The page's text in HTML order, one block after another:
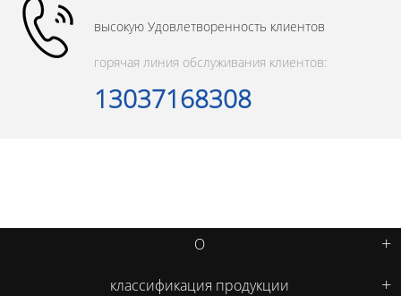
высокую Удовлетворенность клиентов
горячая линия обслуживания клиентов:
13037168308
О
классификация продукции